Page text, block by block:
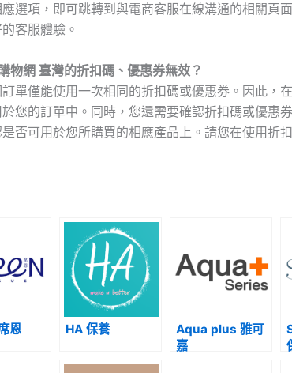
選項，即可跳轉到與電商客服在線溝通的相關頁
客服體驗。
網 臺灣的折扣碼、優惠券無效？
單僅能使用一次相同的折扣碼或優惠券。因此，
您的訂單中。同時，您還需要確認折扣碼或優惠
否可用於您所購買的相應產品上。請您在使用折
恩 HA 保養
Aqua plus 雅可
嘉